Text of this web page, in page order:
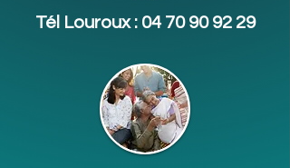
Tél Louroux : 04 70 90 92 29